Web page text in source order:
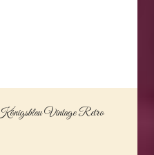
Vintage Retro